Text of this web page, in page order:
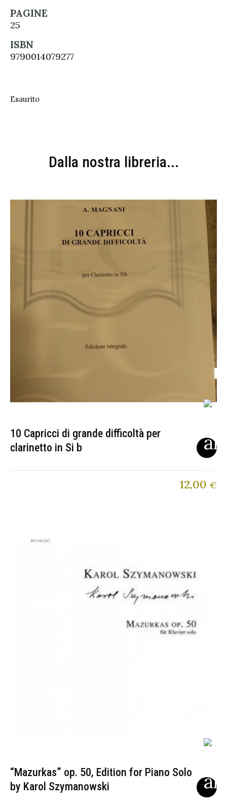
PAGINE
25
ISBN
9790014079277
Esaurito
Dalla nostra libreria...
10 Capricci di grande difficoltà per
clarinetto in Si b
12,00 €
“Mazurkas” op. 50, Edition for Piano Solo
by Karol Szymanowski